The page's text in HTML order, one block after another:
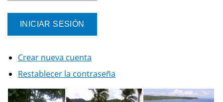
Crear nueva cuenta
Restablecer la contraseña